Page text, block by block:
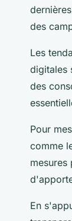
des
Les
digitales
des
Pour
comme
mesures
En